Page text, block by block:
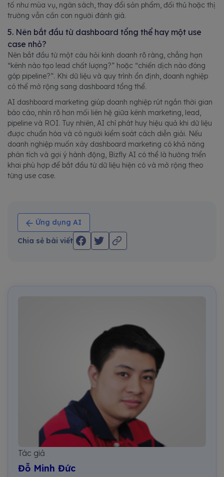
tố như mùa vụ, ngân sách, thay đổi sản phẩm, đối thủ hoặc thị
trường vẫn cần con người đánh giá.
5. Nên bắt đầu từ dashboard tổng thể hay một use
case nhỏ?
Nên bắt đầu từ một câu hỏi kinh doanh rõ ràng, chẳng hạn
“kênh nào tạo lead chất lượng?” hoặc “chiến dịch nào đóng
góp pipeline?”. Khi dữ liệu và quy trình ổn định, doanh nghiệp
có thể mở rộng sang dashboard tổng thể.
AI dashboard marketing giúp doanh nghiệp rút ngắn thời gian
báo cáo, nhìn rõ hơn mối liên hệ giữa kênh marketing, lead,
pipeline và ROI. Tuy nhiên, AI chỉ phát huy hiệu quả khi dữ liệu
được chuẩn hóa và có người kiểm soát cách diễn giải. Nếu
doanh nghiệp muốn xây dashboard marketing có khả năng
phân tích và gợi ý hành động, Bizfly AI có thể là hướng triển
khai phù hợp để bắt đầu từ dữ liệu hiện có và mở rộng theo
từng use case.
Ứng dụng AI
Chia sẻ bài viết
Tác giả
Đỗ Minh Đức